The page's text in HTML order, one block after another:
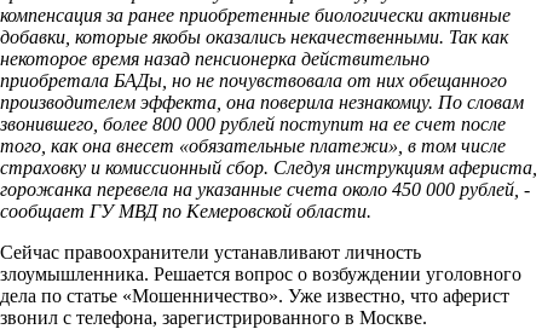
компенсация за ранее приобретенные биологически активные
добавки, которые якобы оказались некачественными. Так как
некоторое время назад пенсионерка действительно
приобретала БАДы, но не почувствовала от них обещанного
производителем эффекта, она поверила незнакомцу. По словам
звонившего, более 800 000 рублей поступит на ее счет после
того, как она внесет «обязательные платежи», в том числе
страховку и комиссионный сбор. Следуя инструкциям афериста,
горожанка перевела на указанные счета около 450 000 рублей, -
сообщает ГУ МВД по Кемеровской области.
Сейчас правоохранители устанавливают личность
злоумышленника. Решается вопрос о возбуждении уголовного
дела по статье «Мошенничество». Уже известно, что аферист
звонил с телефона, зарегистрированного в Москве.